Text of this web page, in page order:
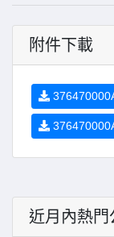
附件下載
近月內熱門